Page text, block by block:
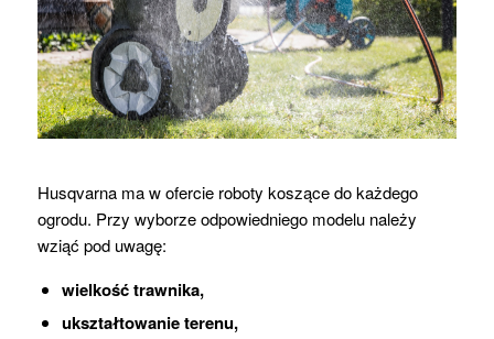
Husqvarna ma w ofercie roboty koszące do każdego
ogrodu. Przy wyborze odpowiedniego modelu należy
wziąć pod uwagę:
wielkość trawnika,
ukształtowanie terenu,